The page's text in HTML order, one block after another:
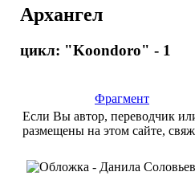
Архангел
цикл: "Koondoro" - 1
Фрагмент
Если Вы автор, переводчик
размещены на этом сайте,